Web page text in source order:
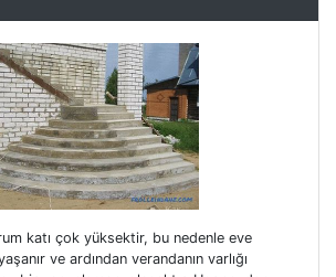
katı çok yüksektir, bu nedenle eve
ve ardından verandanın varlığı